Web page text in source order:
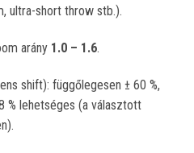
ultra-short throw stb.).
arány 1.0 – 1.6.
shift): függőlegesen ± 60 %,
% lehetséges (a választott